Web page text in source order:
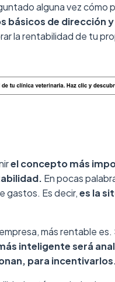
alguna vez cómo
básicos de dirección y
la rentabilidad de tu
el concepto más
En pocas
gastos. Es decir,es la
más rentable es.
inteligente será
para